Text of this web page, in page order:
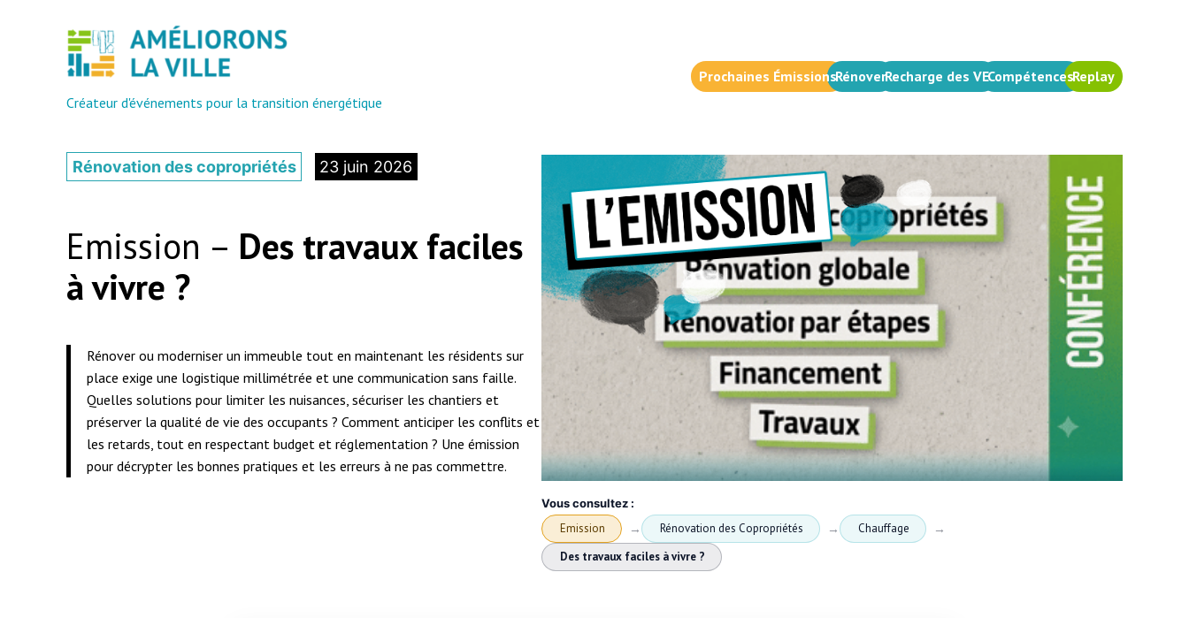
Créateur d'événements pour la transition énergétique
Prochaines ÉmissionsRénoverRecharge des VECompétencesReplay
Rénovation des copropriétés 23 juin 2026
Emission – Des travaux faciles
à vivre ?
Rénover ou moderniser un immeuble tout en maintenant les résidents sur
place exige une logistique millimétrée et une communication sans faille.
Quelles solutions pour limiter les nuisances, sécuriser les chantiers et
préserver la qualité de vie des occupants ? Comment anticiper les conflits et
les retards, tout en respectant budget et réglementation ? Une émission
pour décrypter les bonnes pratiques et les erreurs à ne pas commettre.
Vous consultez :
Emission Rénovation des Copropriétés
Chauffage
Des travaux faciles à vivre ?